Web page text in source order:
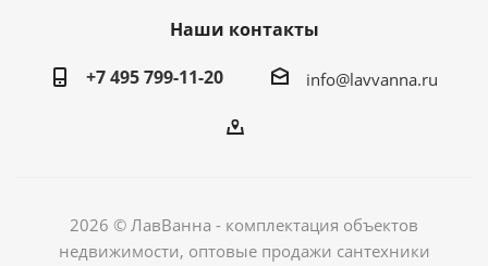
Наши контакты
+7 495 799-11-20
info@lavvanna.ru
2026 © ЛавВанна - комплектация объектов
недвижимости, оптовые продажи сантехники